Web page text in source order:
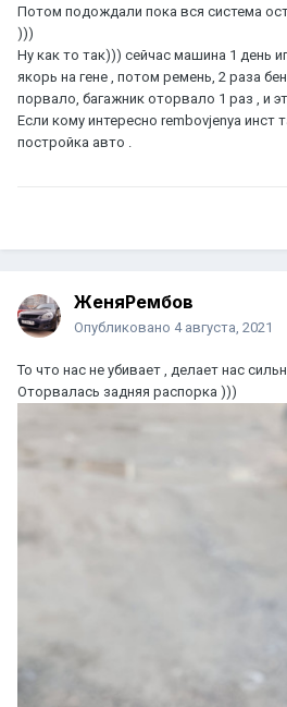
Потом подождали пока вся система
)))
Ну как то так))) сейчас машина 1 день
якорь на гене , потом ремень, 2 раза
порвало, багажник оторвало 1 раз , и
Если кому интересно rembovjenya инст
постройка авто .
ЖеняРембов
Опубликовано 4 августа, 2021
То что нас не убивает , делает нас
Оторвалась задняя распорка )))